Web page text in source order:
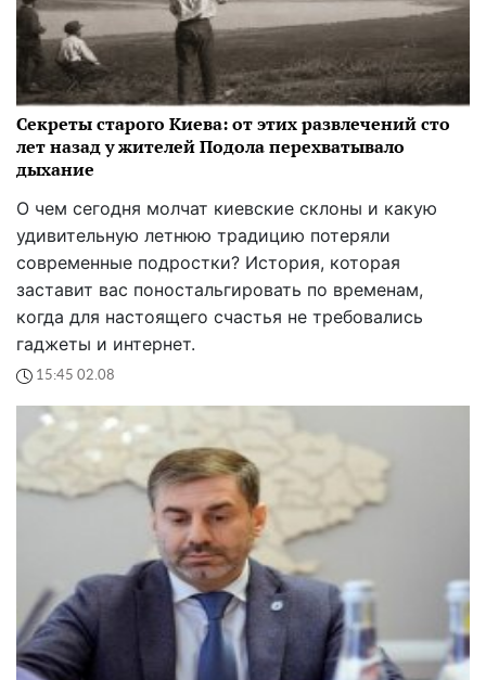
Секреты старого Киева: от этих развлечений сто
лет назад у жителей Подола перехватывало
дыхание
О чем сегодня молчат киевские склоны и какую
удивительную летнюю традицию потеряли
современные подростки? История, которая
заставит вас поностальгировать по временам,
когда для настоящего счастья не требовались
гаджеты и интернет.
15:45 02.08